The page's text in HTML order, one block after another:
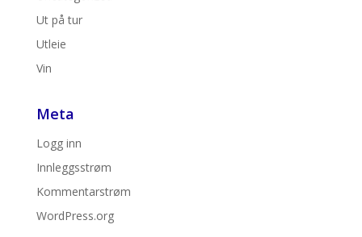
Ut på tur
Utleie
Vin
Meta
Logg inn
Innleggsstrøm
Kommentarstrøm
WordPress.org